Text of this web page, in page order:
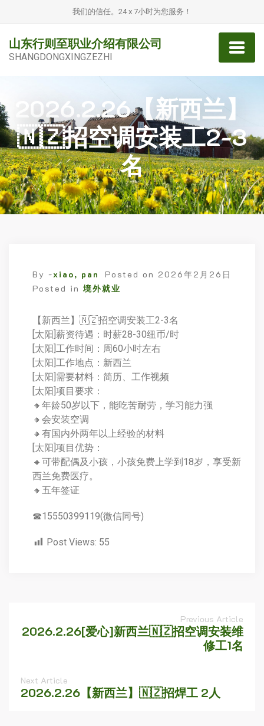
我们的信任。24 x 7小时为您服务！
山东行则至职业介绍有限公司
SHANGDONGXINGZEZHI
2026.2.26【新西兰】
🇳🇿招空调安装工2-3
名
By -xiao, pan Posted on 2026年2月26日
Posted in 境外就业
【新西兰】🇳🇿招空调安装工2-3名
[太阳]薪资待遇：时薪28-30纽币/时
[太阳]工作时间：周60小时左右
[太阳]工作地点：新西兰
[太阳]需要材料：简历、工作视频
[太阳]项目要求：
🔸年龄50岁以下，能吃苦耐劳，学习能力强
🔸会安装空调
🔸有国内外两年以上经验的材料
[太阳]项目优势：
🔸可带配偶及小孩，小孩免费上学到18岁，享受新
西兰免费医疗。
🔸五年签证
☎15550399119(微信同号)
Post Views: 55
Previous Article
2026.2.26[爱心]新西兰🇳🇿招空调安装维
修工1名
Next Article
2026.2.26【新西兰】🇳🇿招焊工 2人